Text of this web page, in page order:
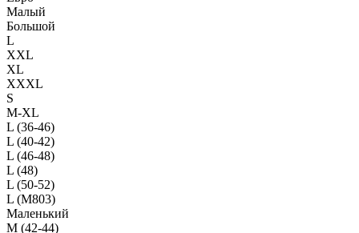
Малый
Большой
L
XXL
XL
XXXL
S
M-XL
L (36-46)
L (40-42)
L (46-48)
L (48)
L (50-52)
L (M803)
Маленький
М (42-44)